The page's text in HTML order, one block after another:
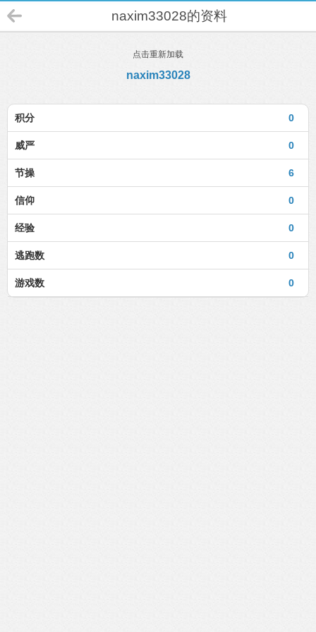
naxim33028的资料
点击重新加载
naxim33028
0
积分
0
威严
6
节操
0
信仰
0
经验
0
逃跑数
0
游戏数